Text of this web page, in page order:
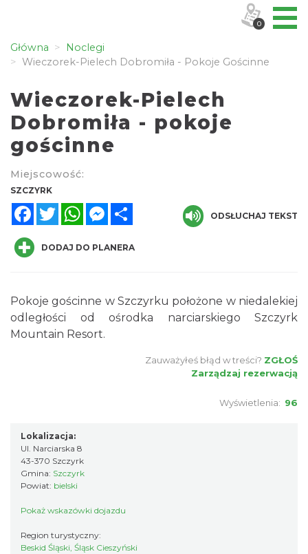
Główna
Noclegi
Wieczorek-Pielech Dobromiła - Pokoje Gościnne
Wieczorek-Pielech
Dobromiła - pokoje
gościnne
Miejscowość:
SZCZYRK
FacebookTwitterWhatsAppMessenger
ODSŁUCHAJ TEKST
DODAJ DO PLANERA
Pokoje gościnne w Szczyrku położone w niedalekiej
odległości od ośrodka narciarskiego Szczyrk
Mountain Resort.
Zauważyłeś błąd w treści? ZGŁOŚ
Zarządzaj rezerwacją
Wyświetlenia: 96
Lokalizacja:
Ul. Narciarska 8
43-370 Szczyrk
Gmina: Szczyrk
Powiat: bielski
Pokaż wskazówki dojazdu
Region turystyczny:
Beskid Śląski, Śląsk Cieszyński
0